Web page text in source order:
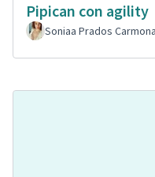
Pipican con agility
Soniaa Prados Carmona